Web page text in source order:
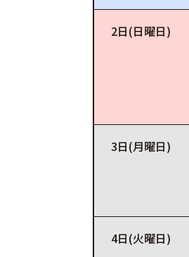
2日(日曜日)
3日(月曜日)
4日(火曜日)